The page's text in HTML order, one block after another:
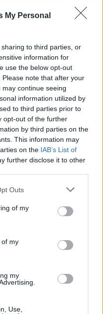
My Personal
to third parties, or
information for
use the below opt-out
note that after your
continue seeing
information utilized by
to third parties prior to
opt-out of the further
by third parties on the
This information may
on the IAB’s List of
further disclose it to other
one or more Google
You may click to
its third-party tags to
in below Google
Outs
of my
of my
my
Use,
που μπορεί να δείξουν
μην παίζει ιδιαίτερο
βοηθήσουν στο να
εμβολίου COVID-19:
γρίπης δεν θα